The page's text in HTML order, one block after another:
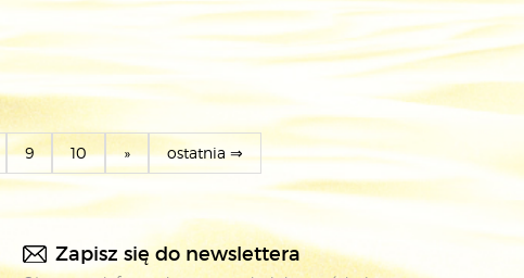
9 10 » ostatnia ⇒
Zapisz się do newslettera